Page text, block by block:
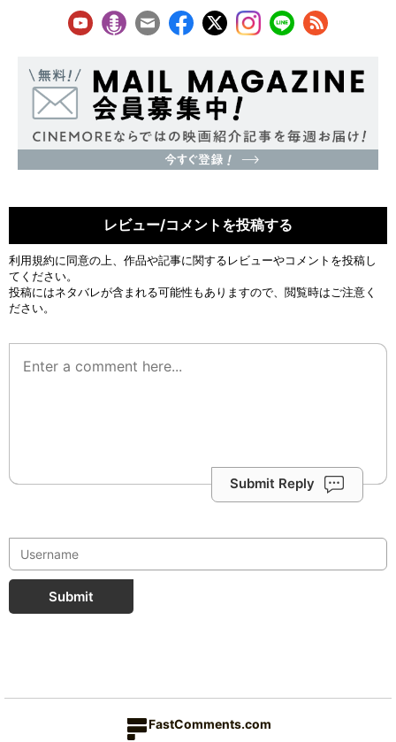
レビュー/コメントを投稿する
利用規約に同意の上、作品や記事に関するレビューやコメントを投稿し
てください。
投稿にはネタバレが含まれる可能性もありますので、閲覧時はご注意く
ださい。
Submit Reply
Submit
FastComments.com